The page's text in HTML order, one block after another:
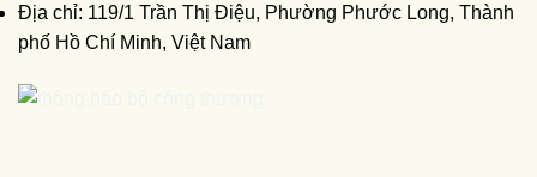
Địa chỉ: 119/1 Trần Thị Điệu, Phường Phước Long, Thành
phố Hồ Chí Minh, Việt Nam